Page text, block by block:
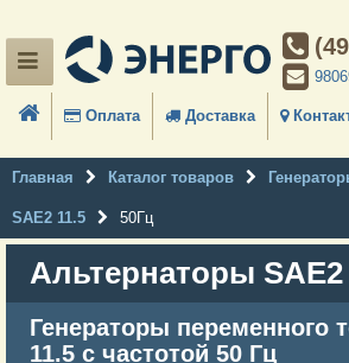
Оплата Доставка
Главная Каталог товаров
SAE2 11.5 50Гц
Альтернаторы SAE2
Генераторы переменного
11.5 с частотой 50 Гц